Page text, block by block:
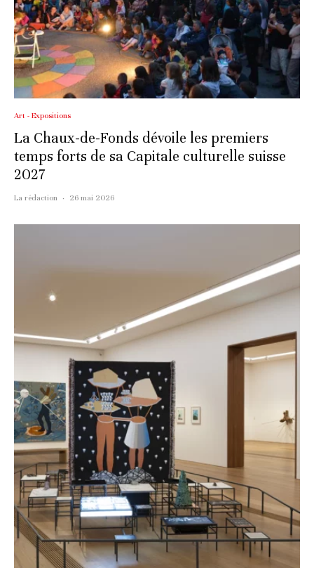
Art - Expositions
La Chaux-de-Fonds dévoile les premiers
temps forts de sa Capitale culturelle suisse
2027
La rédaction · 26 mai 2026